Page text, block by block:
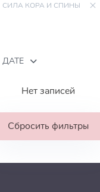
СИЛА КОРА И СПИНЫ
ДАТЕ
Нет записей
Сбросить фильтры